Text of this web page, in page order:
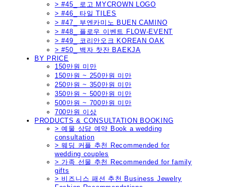
> #45_ 로고 MYCROWN LOGO
> #46_ 타일 TILES
> #47_ 부엔카미노 BUEN CAMINO
> #48_ 플로우 이벤트 FLOW-EVENT
> #49_ 코리안오크 KOREAN OAK
> #50_ 백자 찻잔 BAEKJA
BY PRICE
150만원 미만
150만원 ~ 250만원 미만
250만원 ~ 350만원 미만
350만원 ~ 500만원 미만
500만원 ~ 700만원 미만
700만원 이상
PRODUCTS & CONSULTATION BOOKING
> 예물 상담 예약 Book a wedding
consultation
> 웨딩 커플 추천 Recommended for
wedding couples
> 가족 선물 추천 Recommended for family
gifts
> 비즈니스 패션 추천 Business Jewelry